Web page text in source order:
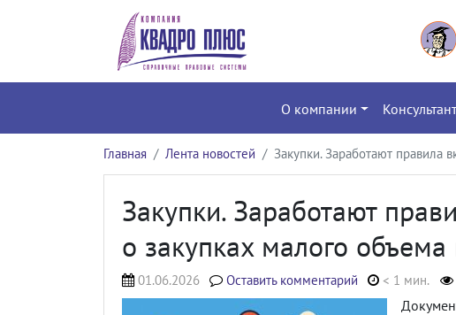
О компании
Главная Лента новостей Закупки. Заработают правила
Закупки. Заработают
о закупках малого объема
01.06.2026 Оставить комментарий < 1 мин.